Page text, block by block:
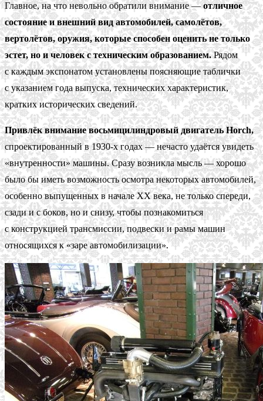
Главное, на что невольно обратили внимание —отличное
состояние и внешний вид автомобилей, самолётов,
вертолётов, оружия, которые способен оценить не только
эстет, но и человек с техническим образованием.Рядом
с каждым экспонатом установлены поясняющие таблички
с указанием года выпуска, технических характеристик,
кратких исторических сведений.
Привлёк внимание восьмицилиндровый двигатель Horch,
спроектированный в 1930-х годах — нечасто удаётся увидеть
«внутренности» машины. Сразу возникла мысль — хорошо
было бы иметь возможность осмотра некоторых автомобилей,
особенно выпущенных в начале XX века, не только спереди,
сзади и с боков, но и снизу, чтобы познакомиться
с конструкцией трансмиссии, подвески и рамы машин
относящихся к «заре автомобилизации».